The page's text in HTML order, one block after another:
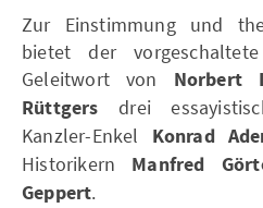
Zur Einstimmung und
bietet der
Geleitwort von Norbert
Rüttgers drei
Kanzler-Enkel Konrad
Historikern Manfred
Geppert.